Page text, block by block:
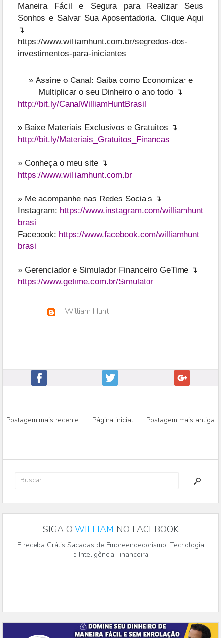
Maneira Fácil e Segura para Realizar Seus
Sonhos e Salvar Sua Aposentadoria. Clique Aqui
↴
https://www.williamhunt.com.br/segredos-dos-
investimentos-para-iniciantes
» Assine o Canal: Saiba como Economizar e
Multiplicar o seu Dinheiro o ano todo ↴
http://bit.ly/CanalWilliamHuntBrasil
» Baixe Materiais Exclusivos e Gratuitos ↴
http://bit.ly/Materiais_Gratuitos_Financas
» Conheça o meu site ↴
https://www.williamhunt.com.br
» Me acompanhe nas Redes Sociais ↴
Instagram: https://www.instagram.com/williamhunt
brasil
Facebook: https://www.facebook.com/williamhunt
brasil
» Gerenciador e Simulador Financeiro GeTime ↴
https://www.getime.com.br/Simulator
William Hunt
Postagem mais recente Página inicial Postagem mais antiga
SIGA O WILLIAM NO FACEBOOK
E receba Grátis Sacadas de Empreendedorismo, Tecnologia
e Inteligência Financeira